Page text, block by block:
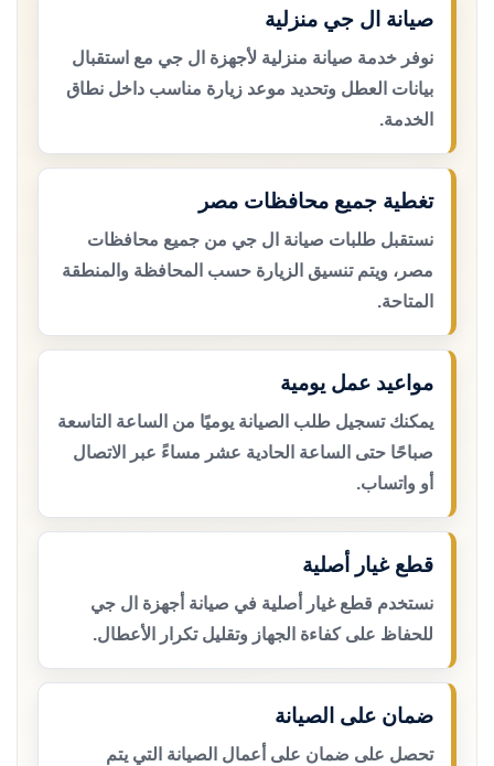
صيانة ال جي منزلية
نوفر خدمة صيانة منزلية لأجهزة ال جي مع استقبال
بيانات العطل وتحديد موعد زيارة مناسب داخل نطاق
الخدمة.
تغطية جميع محافظات مصر
نستقبل طلبات صيانة ال جي من جميع محافظات
مصر، ويتم تنسيق الزيارة حسب المحافظة والمنطقة
المتاحة.
مواعيد عمل يومية
يمكنك تسجيل طلب الصيانة يوميًا من الساعة التاسعة
صباحًا حتى الساعة الحادية عشر مساءً عبر الاتصال
أو واتساب.
قطع غيار أصلية
نستخدم قطع غيار أصلية في صيانة أجهزة ال جي
للحفاظ على كفاءة الجهاز وتقليل تكرار الأعطال.
ضمان على الصيانة
تحصل على ضمان على أعمال الصيانة التي يتم